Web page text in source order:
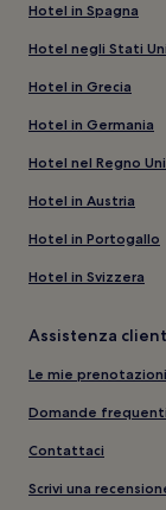
Hotel in Spagna
Hotel negli Stati
Hotel in Grecia
Hotel in Germania
Hotel nel Regno
Hotel in Austria
Hotel in Portogallo
Hotel in Svizzera
Assistenza
Le mie prenotazioni
Domande frequenti
Contattaci
Scrivi una